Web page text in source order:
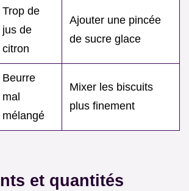
Trop de
jus de
citron
Ajouter une pincée
de sucre glace
Beurre
mal
mélangé
Mixer les biscuits
plus finement
et quantités